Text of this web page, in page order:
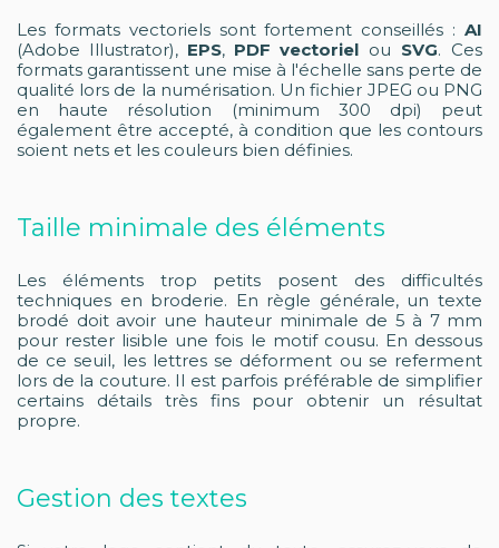
Les formats vectoriels sont fortement conseillés : AI
(Adobe Illustrator), EPS, PDF vectoriel ou SVG. Ces
formats garantissent une mise à l'échelle sans perte de
qualité lors de la numérisation. Un fichier JPEG ou PNG
en haute résolution (minimum 300 dpi) peut
également être accepté, à condition que les contours
soient nets et les couleurs bien définies.
Taille minimale des éléments
Les éléments trop petits posent des difficultés
techniques en broderie. En règle générale, un texte
brodé doit avoir une hauteur minimale de 5 à 7 mm
pour rester lisible une fois le motif cousu. En dessous
de ce seuil, les lettres se déforment ou se referment
lors de la couture. Il est parfois préférable de simplifier
certains détails très fins pour obtenir un résultat
propre.
Gestion des textes